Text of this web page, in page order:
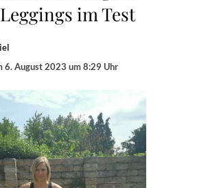
im Test
6. August 2023 um 8:29 Uhr